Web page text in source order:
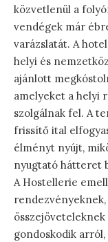
közvetlenül a
vendégek már
varázslatát. A
helyi és
ajánlott
amelyeket a helyi
szolgálnak fel. A
frissítő ital
élményt nyújt,
nyugtató hátteret
A Hostellerie
összejöveteleknek
gondoskodik